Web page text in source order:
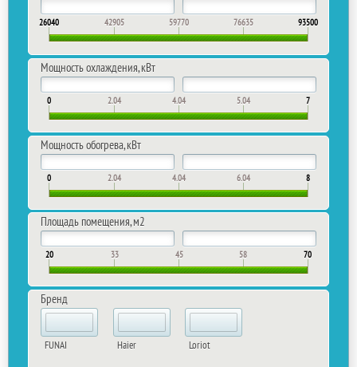
26040 42905 59770 76635 93500
Мощность охлаждения, кВт
0 2.04 4.04 5.04 7
Мощность обогрева, кВт
0 2.04 4.04 6.04 8
Площадь помещения, м2
20 33 45 58 70
Бренд
FUNAI Haier Loriot